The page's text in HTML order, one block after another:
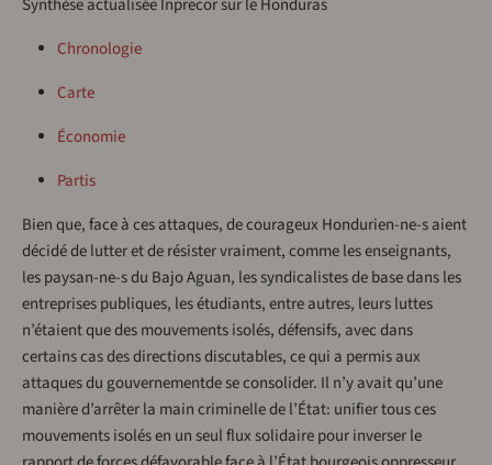
Synthèse actualisée Inprecor sur le Honduras
Chronologie
Carte
Économie
Partis
Bien que, face à ces attaques, de courageux Hondurien-ne-s aient
décidé de lutter et de résister vraiment, comme les enseignants,
les paysan-ne-s du Bajo Aguan, les syndicalistes de base dans les
entreprises publiques, les étudiants, entre autres, leurs luttes
n’étaient que des mouvements isolés, défensifs, avec dans
certains cas des directions discutables, ce qui a permis aux
attaques du gouvernementde se consolider. Il n’y avait qu’une
manière d’arrêter la main criminelle de l’État: unifier tous ces
mouvements isolés en un seul flux solidaire pour inverser le